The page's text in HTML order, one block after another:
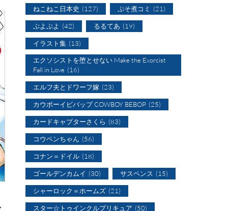
ねこねこ日本史 (127) ぷそ煮コミ (21)
ぷよぷよ (42) るるてあ (19)
イラスト集 (13)
エクソシストを堕とせない Make the Exorcist
Fall in Love (16)
エルフ夫とドワーフ嫁 (23)
カウボーイビバップ COWBOY BEBOP (25)
カードキャプターさくら (83)
コウペンちゃん (56)
コナン＝ドイル (18)
ゴールデンカムイ (30) サスペンス (15)
シャーロック＝ホームズ (21)
スター☆トゥインクルプリキュア (50)